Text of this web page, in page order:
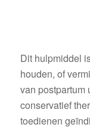
Dit hulpmiddel
houden, of
van postpartum
conservatief
toedienen